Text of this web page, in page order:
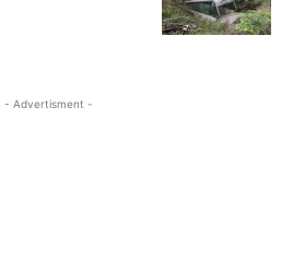
- Advertisment -